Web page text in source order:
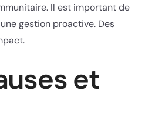
Il est important de
gestion proactive. Des
et